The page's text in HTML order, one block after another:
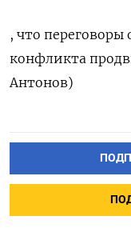
, что переговоры
конфликта
Антонов)